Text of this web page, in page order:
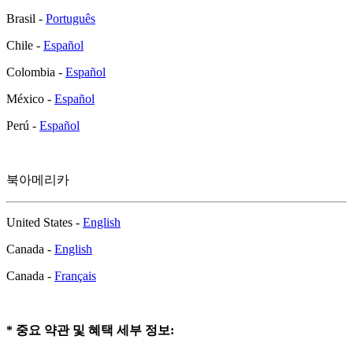
Brasil - Português
Chile - Español
Colombia - Español
México - Español
Perú - Español
북아메리카
United States - English
Canada - English
Canada - Français
* 중요 약관 및 혜택 세부 정보: